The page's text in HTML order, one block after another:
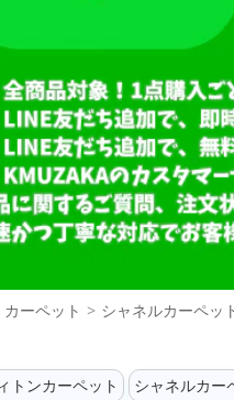
カーペット
シャネルカーペッ
トンカーペット
シャネルカー